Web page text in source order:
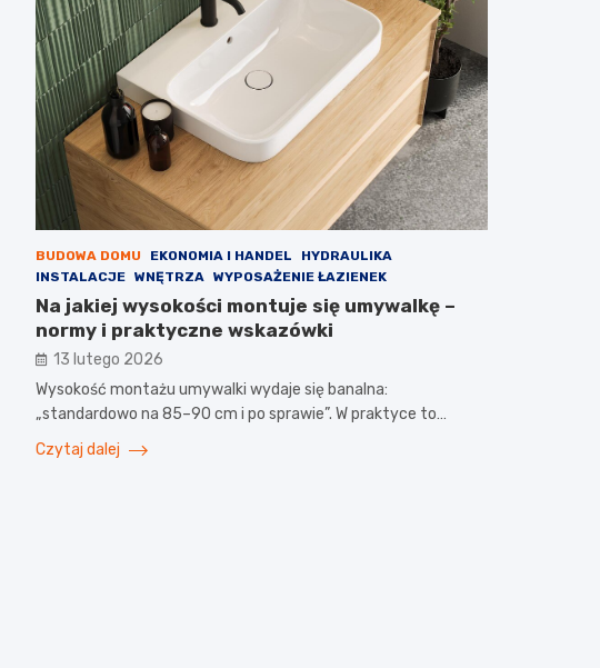
BUDOWA DOMU EKONOMIA I HANDEL
HYDRAULIKA
INSTALACJE WNĘTRZA WYPOSAŻENIE ŁAZIENEK
Na jakiej wysokości montuje się umywalkę –
normy i praktyczne wskazówki
13 lutego 2026
Wysokość montażu umywalki wydaje się banalna:
„standardowo na 85–90 cm i po sprawie”. W praktyce to…
Czytaj dalej